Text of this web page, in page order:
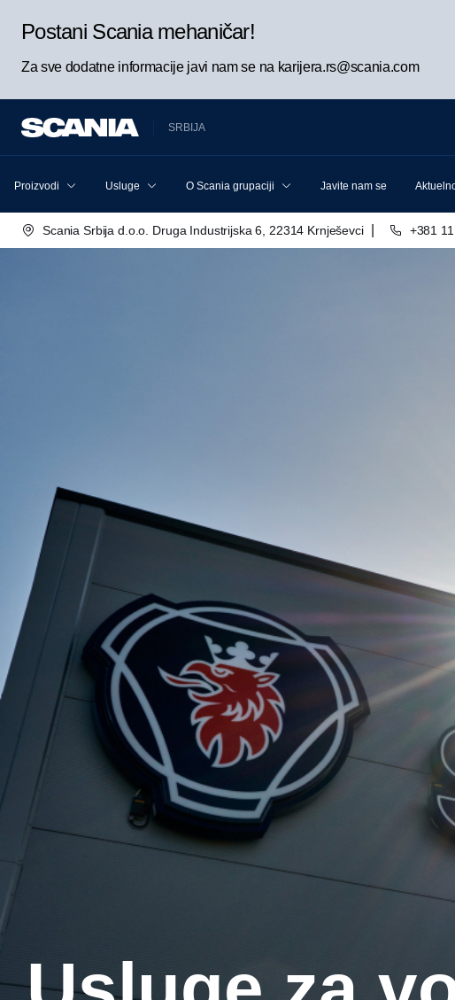
Postani Scania mehaničar!
Za sve dodatne informacije javi nam se na karijera.rs@scania.com
SRBIJA
Proizvodi Usluge O Scania grupaciji Javite nam se
Scania Srbija d.o.o. Druga Industrijska 6, 22314 Krnješevci +381